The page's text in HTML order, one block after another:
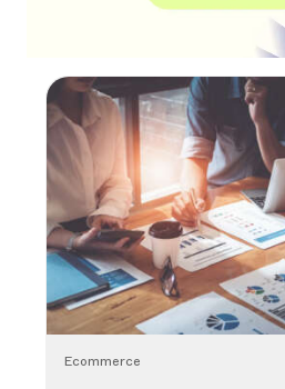
Ecommerce